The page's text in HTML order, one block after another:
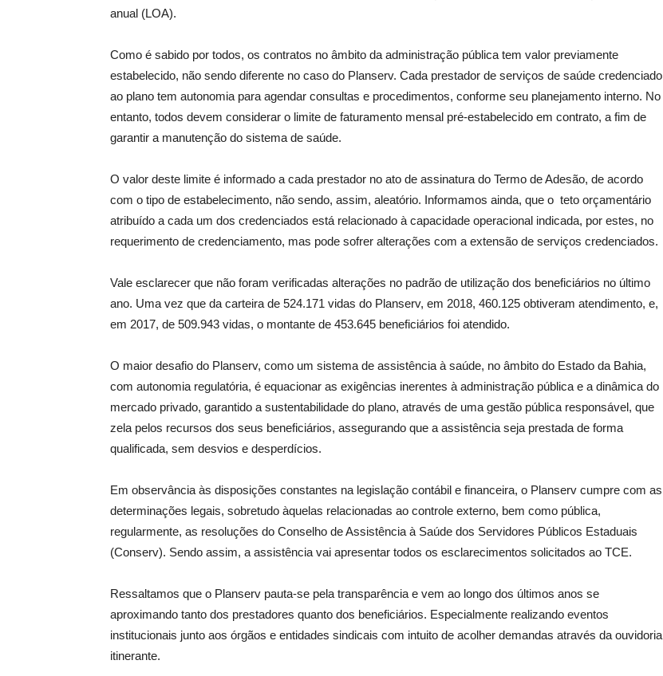
anual (LOA).
Como é sabido por todos, os contratos no âmbito da administração pública tem valor previamente
estabelecido, não sendo diferente no caso do Planserv. Cada prestador de serviços de saúde credenciado
ao plano tem autonomia para agendar consultas e procedimentos, conforme seu planejamento interno. No
entanto, todos devem considerar o limite de faturamento mensal pré-estabelecido em contrato, a fim de
garantir a manutenção do sistema de saúde.
O valor deste limite é informado a cada prestador no ato de assinatura do Termo de Adesão, de acordo
com o tipo de estabelecimento, não sendo, assim, aleatório. Informamos ainda, que o teto orçamentário
atribuído a cada um dos credenciados está relacionado à capacidade operacional indicada, por estes, no
requerimento de credenciamento, mas pode sofrer alterações com a extensão de serviços credenciados.
Vale esclarecer que não foram verificadas alterações no padrão de utilização dos beneficiários no último
ano. Uma vez que da carteira de 524.171 vidas do Planserv, em 2018, 460.125 obtiveram atendimento, e,
em 2017, de 509.943 vidas, o montante de 453.645 beneficiários foi atendido.
O maior desafio do Planserv, como um sistema de assistência à saúde, no âmbito do Estado da Bahia,
com autonomia regulatória, é equacionar as exigências inerentes à administração pública e a dinâmica do
mercado privado, garantido a sustentabilidade do plano, através de uma gestão pública responsável, que
zela pelos recursos dos seus beneficiários, assegurando que a assistência seja prestada de forma
qualificada, sem desvios e desperdícios.
Em observância às disposições constantes na legislação contábil e financeira, o Planserv cumpre com as
determinações legais, sobretudo àquelas relacionadas ao controle externo, bem como pública,
regularmente, as resoluções do Conselho de Assistência à Saúde dos Servidores Públicos Estaduais
(Conserv). Sendo assim, a assistência vai apresentar todos os esclarecimentos solicitados ao TCE.
Ressaltamos que o Planserv pauta-se pela transparência e vem ao longo dos últimos anos se
aproximando tanto dos prestadores quanto dos beneficiários. Especialmente realizando eventos
institucionais junto aos órgãos e entidades sindicais com intuito de acolher demandas através da ouvidoria
itinerante.